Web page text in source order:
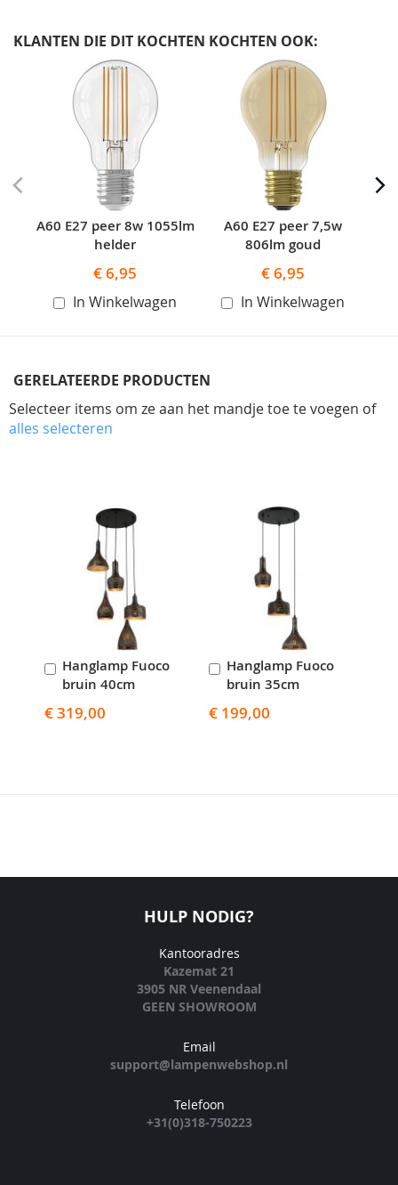
KLANTEN DIE DIT KOCHTEN KOCHTEN OOK:
carousel
A60 E27 peer 8w 1055lm
helder
€ 6,95
In Winkelwagen
A60 E27 peer 7,5w
806lm goud
€ 6,95
In Winkelwagen
GERELATEERDE PRODUCTEN
Selecteer items om ze aan het mandje toe te voegen of
alles selecteren
Hanglamp Fuoco
bruin 40cm
€ 319,00
In
Winkelwagen
Hanglamp Fuoco
bruin 35cm
€ 199,00
In
Winkelwagen
HULP NODIG?
Kantooradres
Kazemat 21
3905 NR Veenendaal
GEEN SHOWROOM
Email
support@lampenwebshop.nl
Telefoon
+31(0)318-750223